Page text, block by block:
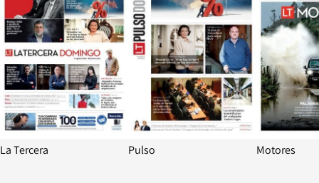
La Tercera Pulso Motores